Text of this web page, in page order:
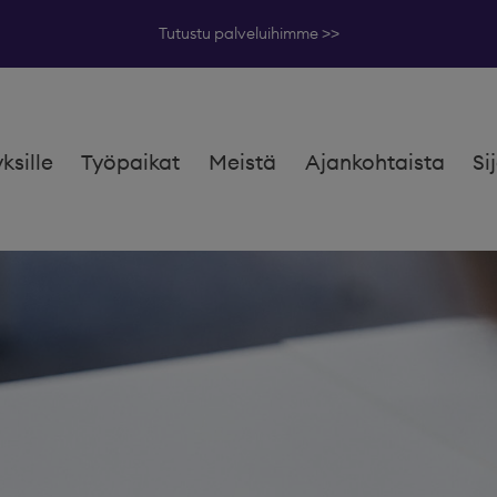
Tutustu palveluihimme >>
Työpaikat Meistä Ajankohtaista